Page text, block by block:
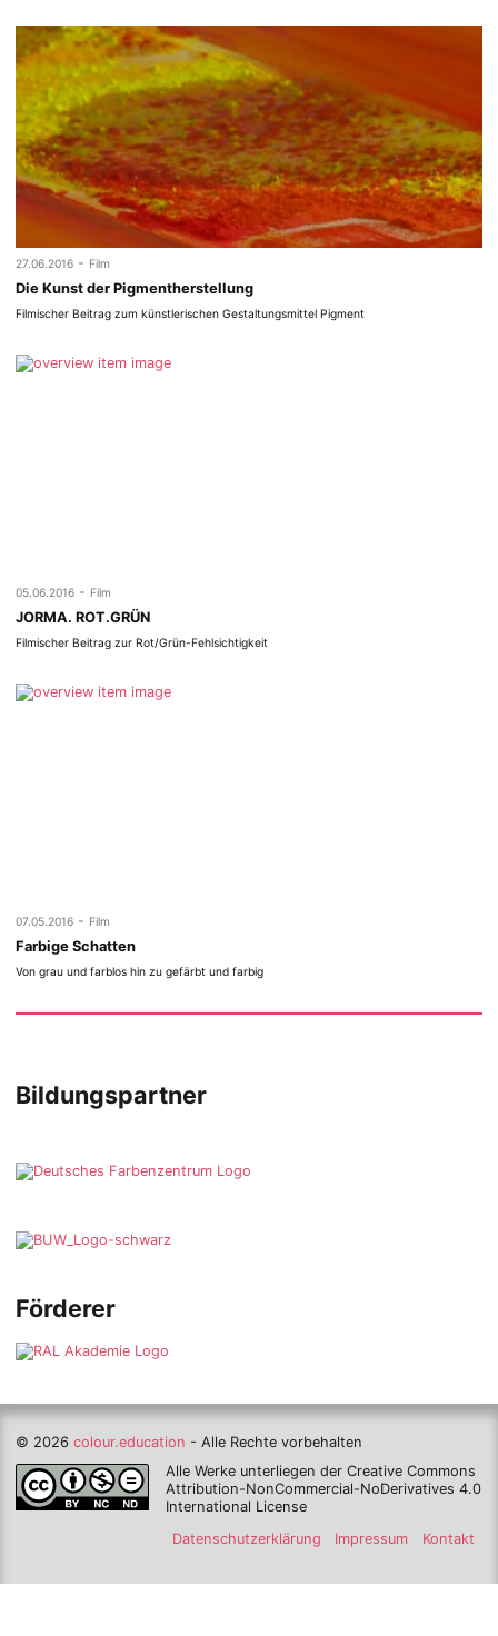
27.06.2016 - Film
Die Kunst der Pigmentherstellung
Filmischer Beitrag zum künstlerischen Gestaltungsmittel Pigment
05.06.2016 - Film
JORMA. ROT.GRÜN
Filmischer Beitrag zur Rot/Grün-Fehlsichtigkeit
07.05.2016 - Film
Farbige Schatten
Von grau und farblos hin zu gefärbt und farbig
Bildungspartner
Förderer
© 2026 colour.education - Alle Rechte vorbehalten
Alle Werke unterliegen der Creative Commons
Attribution-NonCommercial-NoDerivatives 4.0
International License
Datenschutzerklärung
Impressum Kontakt